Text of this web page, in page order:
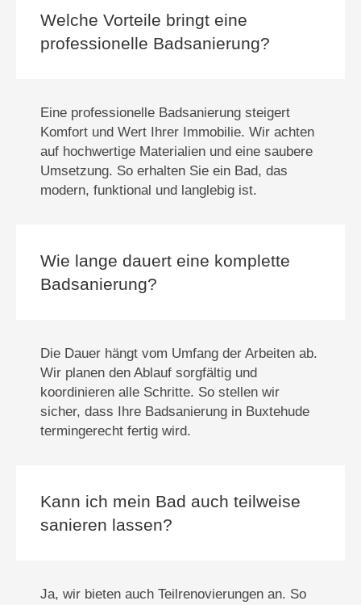
Welche Vorteile bringt eine
professionelle Badsanierung?
Eine professionelle Badsanierung steigert
Komfort und Wert Ihrer Immobilie. Wir achten
auf hochwertige Materialien und eine saubere
Umsetzung. So erhalten Sie ein Bad, das
modern, funktional und langlebig ist.
Wie lange dauert eine komplette
Badsanierung?
Die Dauer hängt vom Umfang der Arbeiten ab.
Wir planen den Ablauf sorgfältig und
koordinieren alle Schritte. So stellen wir
sicher, dass Ihre Badsanierung in Buxtehude
termingerecht fertig wird.
Kann ich mein Bad auch teilweise
sanieren lassen?
Ja, wir bieten auch Teilrenovierungen an. So